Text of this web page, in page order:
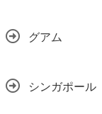
グアム
シンガポール